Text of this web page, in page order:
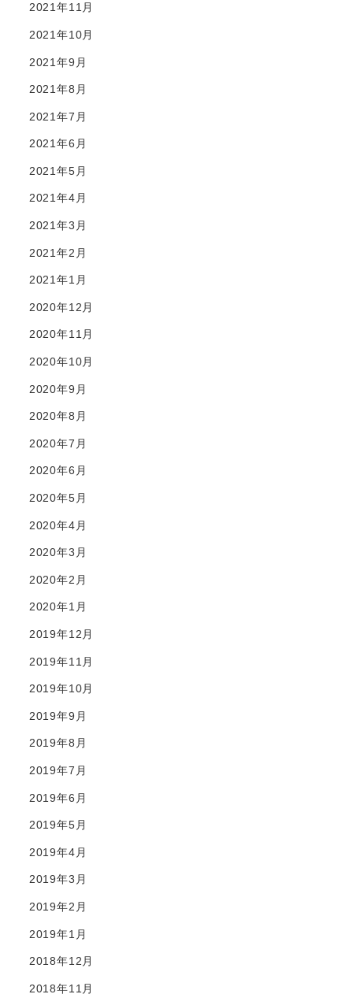
2021年11月
2021年10月
2021年9月
2021年8月
2021年7月
2021年6月
2021年5月
2021年4月
2021年3月
2021年2月
2021年1月
2020年12月
2020年11月
2020年10月
2020年9月
2020年8月
2020年7月
2020年6月
2020年5月
2020年4月
2020年3月
2020年2月
2020年1月
2019年12月
2019年11月
2019年10月
2019年9月
2019年8月
2019年7月
2019年6月
2019年5月
2019年4月
2019年3月
2019年2月
2019年1月
2018年12月
2018年11月